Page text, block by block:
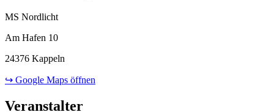
MS Nordlicht
Am Hafen 10
24376 Kappeln
↪ Google Maps öffnen
Veranstalter